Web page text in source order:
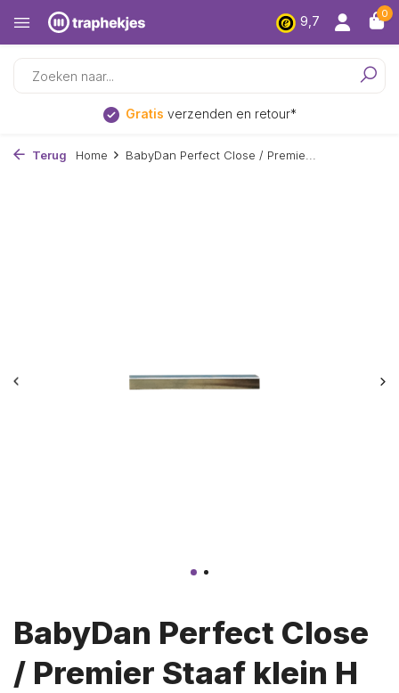
9,7
0
Gratis verzenden en retour*
Terug Home BabyDan Perfect Close / Premie...
BabyDan Perfect Close
/ Premier Staaf klein H